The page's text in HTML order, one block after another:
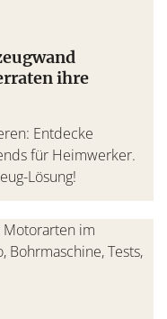
ihre
Entdecke
für Heimwerker.
Lösung!